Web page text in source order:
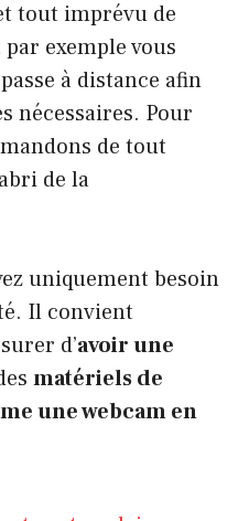
tout imprévu de
exemple vous
à distance afin
nécessaires. Pour
de tout
de la
uniquement besoin
Il convient
d’avoir une
matériels de
une webcam en